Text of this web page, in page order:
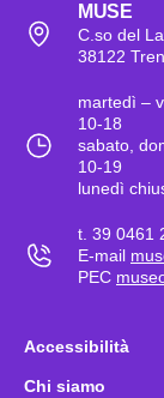
MUSE
C.so del
38122
martedì –
10-18
sabato,
10-19
lunedì
t. 39 0461
E-mail
PEC
Accessibilità
Chi siamo